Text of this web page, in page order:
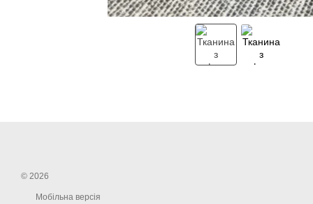
© 2026
Мобільна версія